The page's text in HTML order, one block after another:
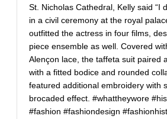
St. Nicholas Cathedral, Kelly said “I
in a civil ceremony at the royal
outfitted the actress in four films,
piece ensemble as well. Covered
Alençon lace, the taffeta suit paired
with a fitted bodice and rounded
featured additional embroidery with
brocaded effect. #whattheywore
#fashion #fashiondesign